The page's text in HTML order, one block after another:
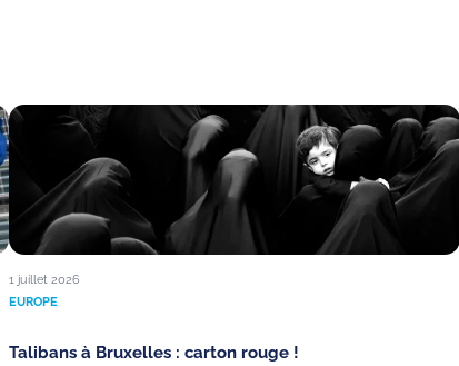
1 juillet 2026
EUROPE
Talibans à Bruxelles : carton rouge !